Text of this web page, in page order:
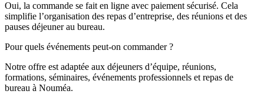
Oui, la commande se fait en ligne avec paiement sécurisé. Cela
simplifie l’organisation des repas d’entreprise, des réunions et des
pauses déjeuner au bureau.
Pour quels événements peut-on commander ?
Notre offre est adaptée aux déjeuners d’équipe, réunions,
formations, séminaires, événements professionnels et repas de
bureau à Nouméa.